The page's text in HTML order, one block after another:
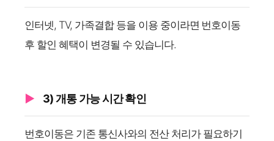
인터넷, TV, 가족결합 등을 이용 중이라면 번호이동
후 할인 혜택이 변경될 수 있습니다.
3) 개통 가능 시간 확인
번호이동은 기존 통신사와의 전산 처리가 필요하기